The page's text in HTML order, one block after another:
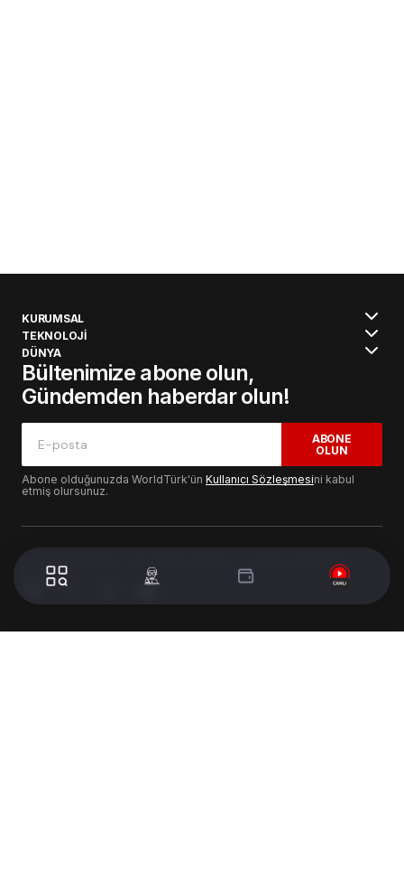
KURUMSAL
TEKNOLOJİ
DÜNYA
Bültenimize abone olun,
Gündemden haberdar olun!
ABONE
OLUN
Abone olduğunuzda WorldTürk'ün Kullanıcı Sözleşmesini kabul
etmiş olursunuz.
© 2024 WorldTurk. Tüm Hakları Saklıdır. - Tasarım & Geliştirme :
Volion's